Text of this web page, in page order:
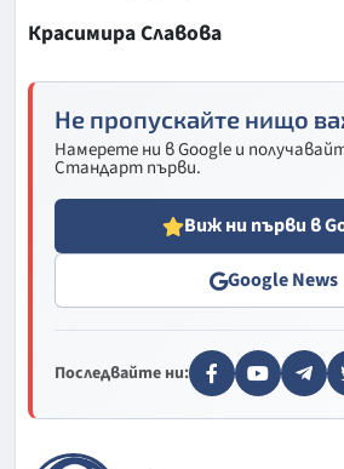
Красимира Славова
Не пропускайте нищо
Намерете ни в Google и
Стандарт първи.
Виж ни първи в
Google News
Последвайте ни: